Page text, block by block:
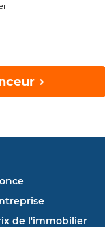
de l'immobilier